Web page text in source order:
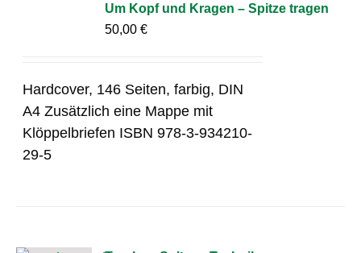
Um Kopf und Kragen – Spitze tragen
50,00€
Hardcover, 146 Seiten, farbig, DIN
A4 Zusätzlich eine Mappe mit
Klöppelbriefen ISBN 978-3-934210-
29-5